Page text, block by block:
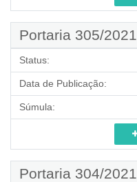
Portaria 305/2021
Status:
Data de Publicação:
Súmula:
Portaria 304/2021